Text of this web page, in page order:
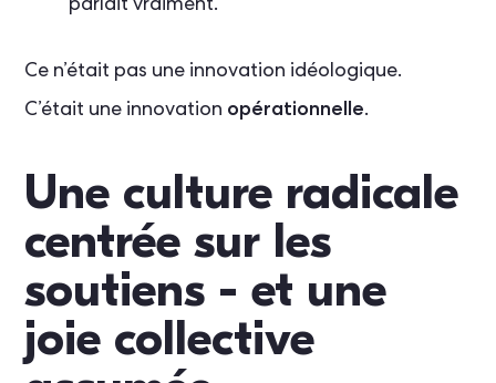
Ce n’était pas une innovation idéologique.
C’était une innovation opérationnelle.
Une culture radicale
centrée sur les
soutiens - et une
joie collective